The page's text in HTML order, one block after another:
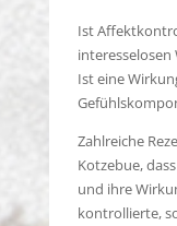
Ist
Ist eine
Zahlreiche
Kotzebue,
und ihre
kontrollierte,